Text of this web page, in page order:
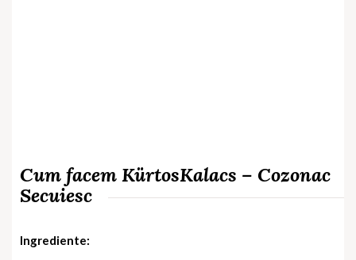
Cum facem KürtosKalacs – Cozonac
Secuiesc
Ingrediente: